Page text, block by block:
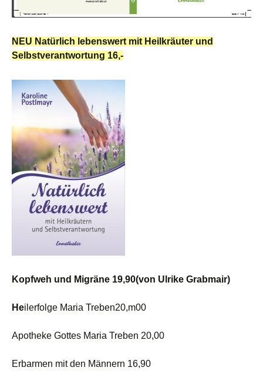
NEU Natürlich lebenswert mit Heilkräuter und
Selbstverantwortung 16,-
Kopfweh und Migräne 19,90(von Ulrike Grabmair)
Heilerfolge Maria Treben20,m00
Apotheke Gottes Maria Treben 20,00
Erbarmen mit den Männern 16,90